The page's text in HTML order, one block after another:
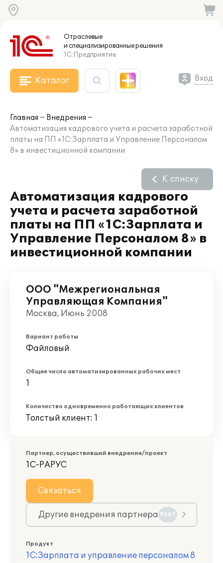
Отраслевые
и специализированныерешения
1С:Предприятие
Каталог Вход
Главная
Внедрения
Автоматизация кадрового учета и расчета заработной
платы на ПП «1С:Зарплата и Управление Персоналом
8» в инвестиционной компании
Автоматизация кадрового
учета и расчета заработной
платы на ПП «1С:Зарплата и
Управление Персоналом 8» в
инвестиционной компании
К списку
ООО "Межрегиональная
Управляющая Компания"
Москва, Июнь 2008
Вариант работы
Файловый
Общее число автоматизированных рабочих мест
1
Количество одновременно работающих клиентов
Толстый клиент: 1
Партнер, осуществивший внедрение/проект
1С-РАРУС
Связаться
Другие внедрения партнера 9207
Продукт
1С:Зарплата и управление персоналом 8